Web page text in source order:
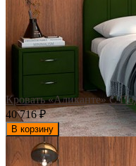
Кровать «Аликанте» С
40 716₽
В корзину